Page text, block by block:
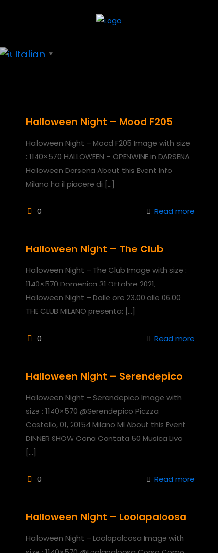
Italian ▼
Halloween Night – Mood F205
Halloween Night – Mood F205 Image with size
: 1140×570 HALLOWEEN – OPENWINE in DARSENA
Halloween Darsena About this Event Info
Milano ha il piacere di […]
0 Read more
Halloween Night – The Club
Halloween Night – The Club Image with size :
1140×570 Domenica 31 Ottobre 2021,
Halloween Night – Dalle ore 23.00 alle 06.00
THE CLUB MILANO presenta: […]
0 Read more
Halloween Night – Serendepico
Halloween Night – Serendepico Image with
size : 1140×570 @Serendepico Piazza
Castello, 01, 20154 Milano MI About this Event
DINNER SHOW Cena Cantata 50 Musica Live
[…]
0 Read more
Halloween Night – Loolapaloosa
Halloween Night – Loolapaloosa Image with